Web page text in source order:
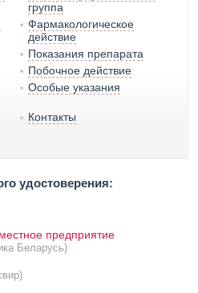
группа
Фармакологическое
действие
Показания препарата
Побочное действие
Особые указания
Контакты
удостоверения:
предприятие
Беларусь)